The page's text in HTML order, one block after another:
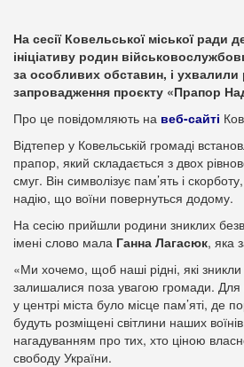
На сесії Ковельської міської ради
ініціативу родин
за особливих обставин, і ухвалили
запровадження проєкту «Прапор
Про це повідомляють на веб-сайті
Відтепер у Ковельській громаді
прапор, який складається з двох
смуг. Він символізує пам’ять і
надію, що воїни повернуться додому.
На сесію прийшли родини зниклих
імені слово мала Ганна Лагасюк, яка
«Ми хочемо, щоб наші рідні, які зникли
залишалися поза увагою громади.
у центрі міста було місце пам’яті, де
будуть розміщені світлини наших
нагадуванням про тих, хто ціною
свободу України.